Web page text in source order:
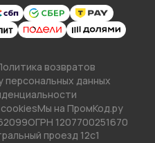
возвратов
персональных данных
Мы на ПромКод.ру
ОГРН 1207700251670
проезд 12с1